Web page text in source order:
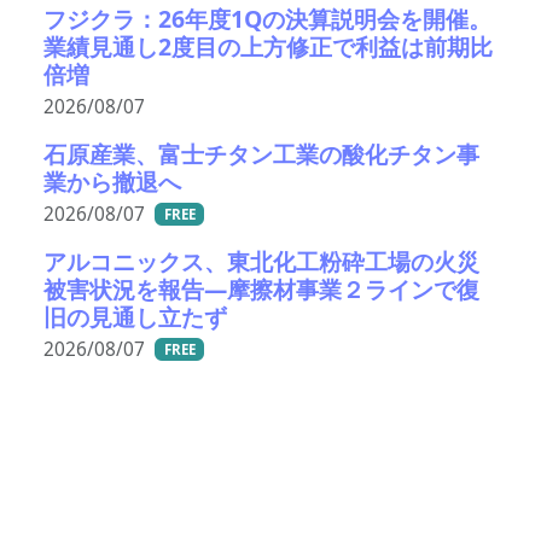
フジクラ：26年度1Qの決算説明会を開催。
業績見通し2度目の上方修正で利益は前期比
倍増
2026/08/07
石原産業、富士チタン工業の酸化チタン事
業から撤退へ
2026/08/07 FREE
アルコニックス、東北化工粉砕工場の火災
被害状況を報告―摩擦材事業２ラインで復
旧の見通し立たず
2026/08/07 FREE